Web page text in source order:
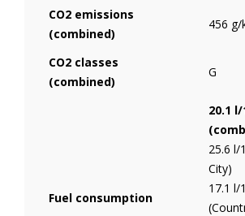
CO2 emissions
(combined)
456 g/
CO2 classes
(combined)
G
Fuel consumption
20.1
25.6 l/
City)
17.1 l/